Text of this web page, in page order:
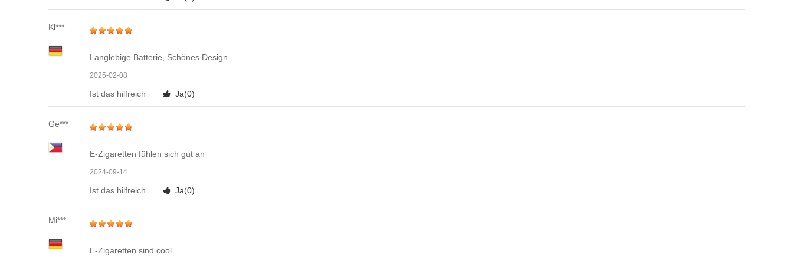
Kl***
Langlebige Batterie, Schönes Design
2025-02-08
Ist das hilfreich Ja(0)
Ge***
E-Zigaretten fühlen sich gut an
2024-09-14
Ist das hilfreich Ja(0)
Mi***
E-Zigaretten sind cool.